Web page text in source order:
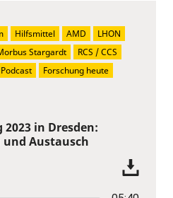
in Dresden:
Austausch
Hilfsmittel AMD
LHON
Stargardt
RCS / CCS
Podcast
Forschung heute